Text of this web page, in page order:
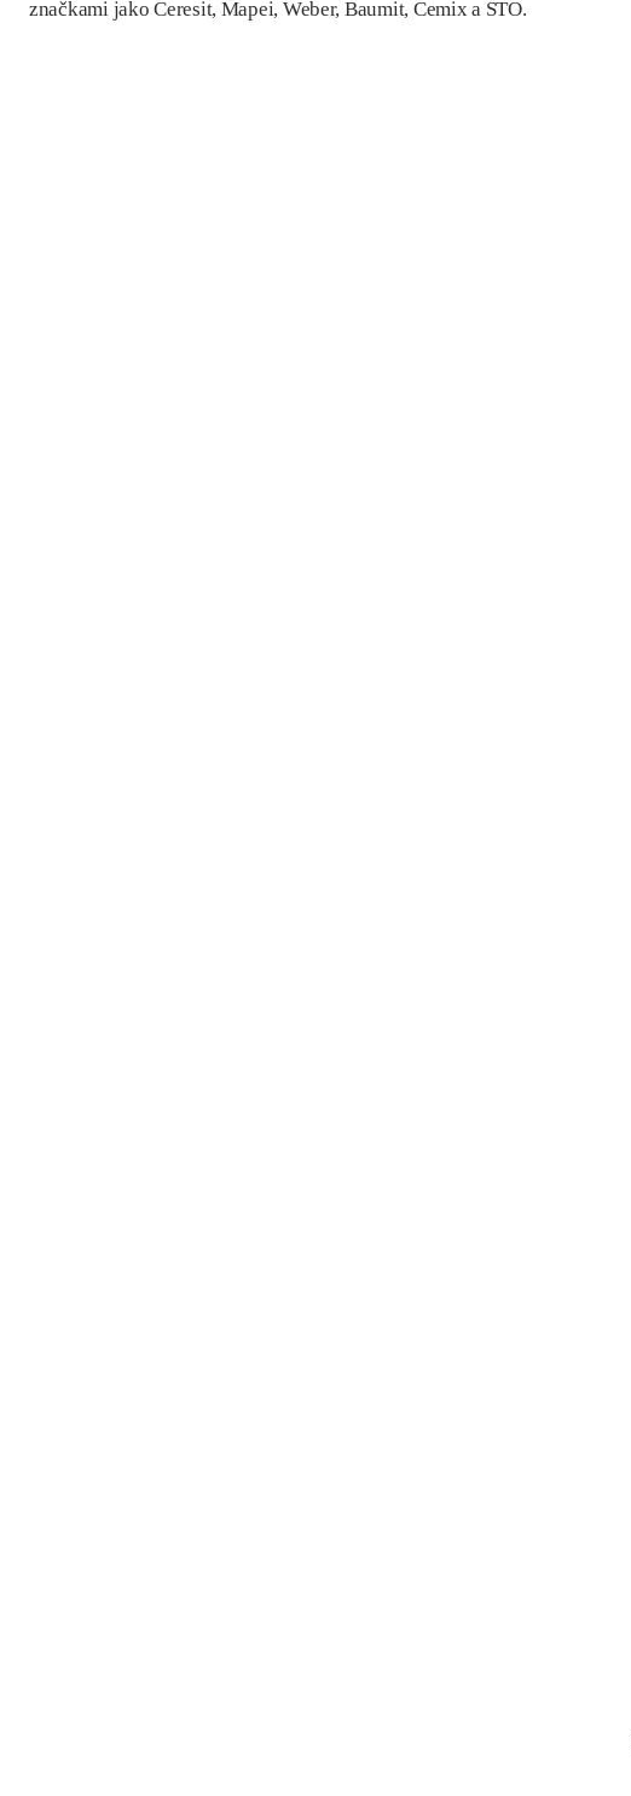
značkami jako Ceresit, Mapei, Weber, Baumit, Cemix a STO.